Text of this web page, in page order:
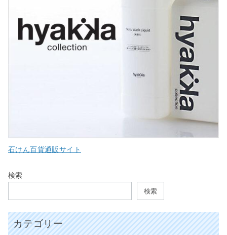
石けん百貨通販サイト
検索
検索
カテゴリー